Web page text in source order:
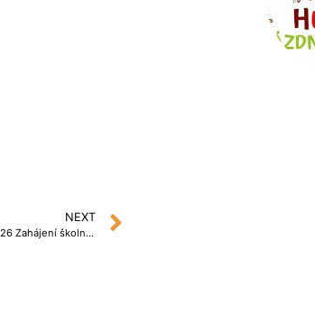
NEXT
1.9.2026 Zahájení školního roku